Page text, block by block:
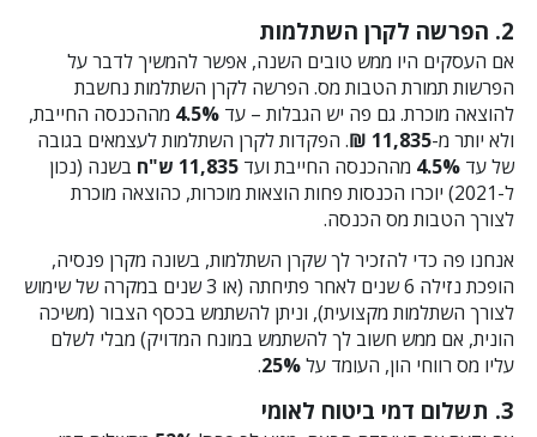
2. הפרשה לקרן השתלמות
אם העסקים היו ממש טובים השנה, אפשר להמשיך לדבר על
הפרשות תמורת הטבות מס. הפרשה לקרן השתלמות נחשבת
להוצאה מוכרת. גם פה יש הגבלות – עד4.5% מההכנסה החייבת,
ולא יותר מ-11,835 ₪
. הפקדות לקרן השתלמות לעצמאים בגובה
של עד4.5% מההכנסה החייבת ועד 11,835 ש"ח
בשנה (נכון
ל-2021) יוכרו הכנסות פחות הוצאות מוכרות, כהוצאה מוכרת
לצורך הטבות מס הכנסה.
אנחנו פה כדי להזכיר לך שקרן השתלמות, בשונה מקרן פנסיה,
הופכת נזילה 6 שנים לאחר פתיחתה (או 3 שנים במקרה של שימוש
לצורך השתלמות מקצועית), וניתן להשתמש בכסף הצבור (משיכה
הונית, אם ממש חשוב לך להשתמש במונח המדויק) מבלי לשלם
עליו מס רווחי הון, העומד על25%
.
3. תשלום דמי ביטוח לאומי